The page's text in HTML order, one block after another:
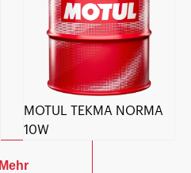
MOTUL TEKMA NORMA
10W
Mehr